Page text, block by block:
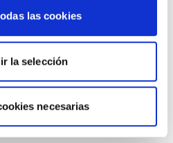
las cookies
la selección
necesarias